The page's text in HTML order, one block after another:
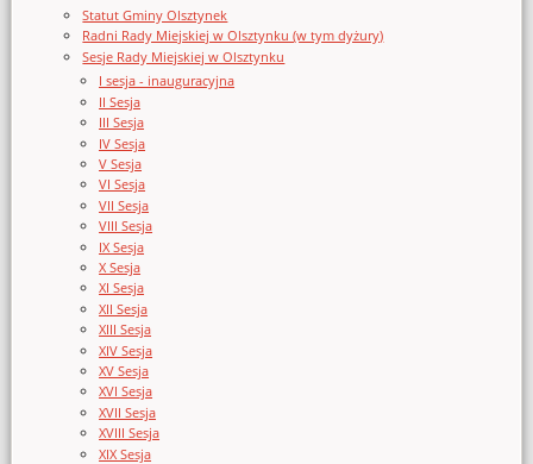
Statut Gminy Olsztynek
Radni Rady Miejskiej w Olsztynku (w tym dyżury)
Sesje Rady Miejskiej w Olsztynku
I sesja - inauguracyjna
II Sesja
III Sesja
IV Sesja
V Sesja
VI Sesja
VII Sesja
VIII Sesja
IX Sesja
X Sesja
XI Sesja
XII Sesja
XIII Sesja
XIV Sesja
XV Sesja
XVI Sesja
XVII Sesja
XVIII Sesja
XIX Sesja